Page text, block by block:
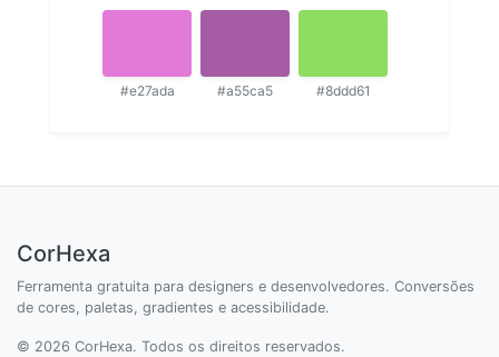
#e27ada #a55ca5 #8ddd61
CorHexa
Ferramenta gratuita para designers e desenvolvedores. Conversões
de cores, paletas, gradientes e acessibilidade.
© 2026 CorHexa. Todos os direitos reservados.